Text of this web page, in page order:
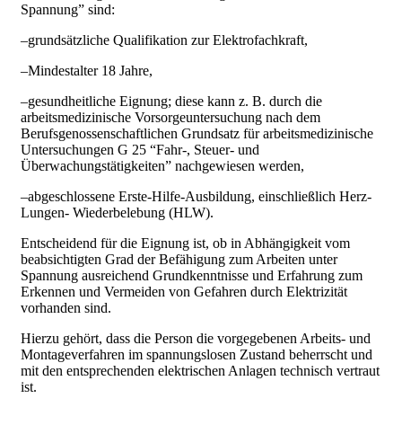
Spannung” sind:
–grundsätzliche Qualifikation zur Elektrofachkraft,
–Mindestalter 18 Jahre,
–gesundheitliche Eignung; diese kann z. B. durch die
arbeitsmedizini­sche Vorsorgeuntersuchung nach dem
Berufsgenossenschaftlichen Grundsatz für arbeitsmedizinische
Untersuchungen G 25 “Fahr-, Steuer- und
Überwachungstätigkeiten” nachgewiesen werden,
–abgeschlossene Erste-Hilfe-Ausbildung, einschließlich Herz-
Lungen- Wiederbelebung (HLW).
Entscheidend für die Eignung ist, ob in Abhängigkeit vom
beab­sichtigten Grad der Befähigung zum Arbeiten unter
Spannung ausreichend Grund­kenntnisse und Erfahrung zum
Erkennen und Vermeiden von Gefahren durch Elektrizität
vorhanden sind.
Hierzu gehört, dass die Person die vorgegebenen Arbeits- und
Montageverfahren im spannungslosen Zustand beherrscht und
mit den entsprechenden elektrischen Anlagen technisch vertraut
ist.